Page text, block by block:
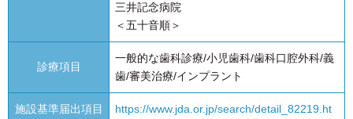
三井記念病院
＜五十音順＞
診療項目
一般的な歯科診療/小児歯科/歯科口腔外科/義
歯/審美治療/インプラント
施設基準届出項目
https://www.jda.or.jp/search/detail_82219.ht